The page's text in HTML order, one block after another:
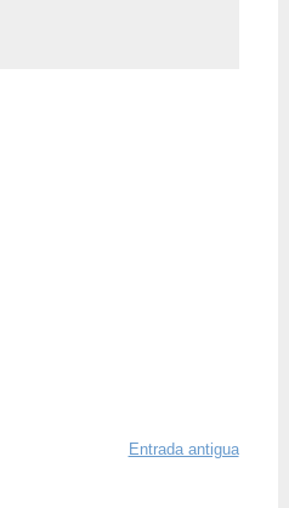
Entrada antigua